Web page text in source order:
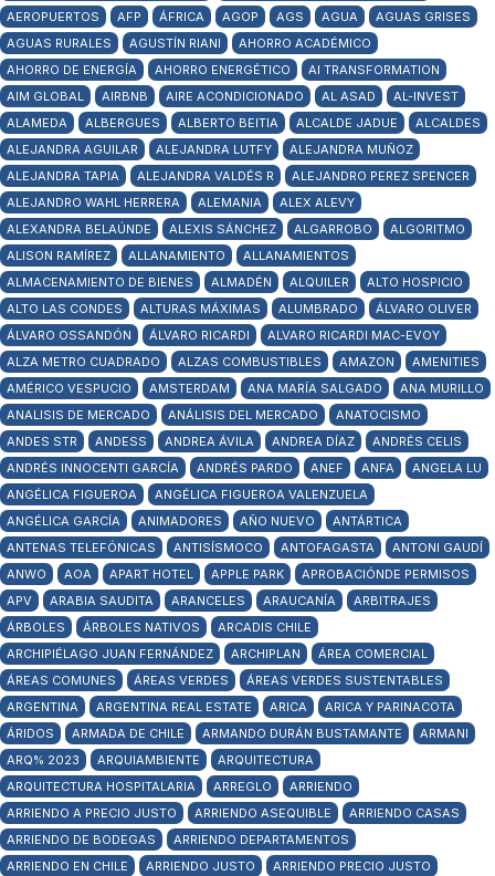
AEROPUERTOS
AFP ÁFRICA AGOP AGS AGUA
AGUAS GRISES
AGUAS RURALES
AGUSTÍN RIANI
AHORRO ACADÉMICO
AHORRO DE ENERGÍA
AHORRO ENERGÉTICO
AI TRANSFORMATION
AIM GLOBAL
AIRBNB AIRE ACONDICIONADO AL ASAD
AL-INVEST
ALAMEDA
ALBERGUES ALBERTO BEITIA ALCALDE JADUE
ALCALDES
ALEJANDRA AGUILAR
ALEJANDRA LUTFY
ALEJANDRA MUÑOZ
ALEJANDRA TAPIA
ALEJANDRA VALDÉS R
ALEJANDRO PEREZ SPENCER
ALEJANDRO WAHL HERRERA
ALEMANIA
ALEX ALEVY
ALEXANDRA BELAÚNDE
ALEXIS SÁNCHEZ ALGARROBO
ALGORITMO
ALISON RAMÍREZ
ALLANAMIENTO
ALLANAMIENTOS
ALMACENAMIENTO DE BIENES
ALMADÉN ALQUILER
ALTO HOSPICIO
ALTO LAS CONDES
ALTURAS MÁXIMAS ALUMBRADO
ÁLVARO OLIVER
ÁLVARO OSSANDÓN
ÁLVARO RICARDI
ALVARO RICARDI MAC-EVOY
ALZA METRO CUADRADO
ALZAS COMBUSTIBLES AMAZON
AMENITIES
AMÉRICO VESPUCIO
AMSTERDAM ANA MARÍA SALGADO
ANA MURILLO
ANALISIS DE MERCADO
ANÁLISIS DEL MERCADO
ANATOCISMO
ANDES STR
ANDESS ANDREA ÁVILA ANDREA DÍAZ
ANDRÉS CELIS
ANDRÉS INNOCENTI GARCÍA
ANDRÉS PARDO ANEF ANFA
ANGELA LU
ANGÉLICA FIGUEROA
ANGÉLICA FIGUEROA VALENZUELA
ANGÉLICA GARCÍA
ANIMADORES AÑO NUEVO
ANTÁRTICA
ANTENAS TELEFÓNICAS
ANTISÍSMOCO ANTOFAGASTA
ANTONI GAUDÍ
ANWO
AOA APART HOTEL APPLE PARK
APROBACIÓNDE PERMISOS
APV
ARABIA SAUDITA ARANCELES ARAUCANÍA
ARBITRAJES
ÁRBOLES
ÁRBOLES NATIVOS
ARCADIS CHILE
ARCHIPIÉLAGO JUAN FERNÁNDEZ
ARCHIPLAN
ÁREA COMERCIAL
ÁREAS COMUNES
ÁREAS VERDES
ÁREAS VERDES SUSTENTABLES
ARGENTINA
ARGENTINA REAL ESTATE ARICA
ARICA Y PARINACOTA
ÁRIDOS
ARMADA DE CHILE ARMANDO DURÁN BUSTAMANTE
ARMANI
ARQ% 2023
ARQUIAMBIENTE
ARQUITECTURA
ARQUITECTURA HOSPITALARIA
ARREGLO
ARRIENDO
ARRIENDO A PRECIO JUSTO
ARRIENDO ASEQUIBLE
ARRIENDO CASAS
ARRIENDO DE BODEGAS
ARRIENDO DEPARTAMENTOS
ARRIENDO EN CHILE
ARRIENDO JUSTO
ARRIENDO PRECIO JUSTO